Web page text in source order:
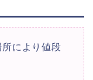
により値段